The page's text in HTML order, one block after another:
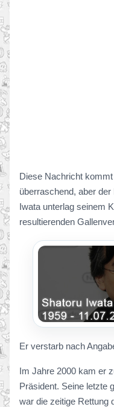
Diese Nachricht
überraschend, aber
Iwata unterlag seinem
resultierenden
Er verstarb nach
Im Jahre 2000 kam er
Präsident. Seine letzte
war die zeitige Rettung